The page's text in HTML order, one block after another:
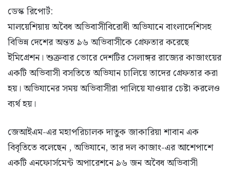
ডেস্ক রিপোর্ট:
মালয়েশিয়ায় অবৈধ অভিবাসীবিরোধী অভিযানে বাংলাদেশিসহ
বিভিন্ন দেশের অন্তত ৯৬ অভিবাসীকে গ্রেফতার করেছে
ইমিগ্রেশন। শুক্রবার ভোরে দেশটির সেলাঙ্গর রাজ্যের কাজাংয়ের
একটি অভিবাসী বসতিতে অভিযান চালিয়ে তাদের গ্রেফতার করা
হয়। অভিযানের সময় অভিবাসীরা পালিয়ে যাওয়ার চেষ্টা করলেও
ব্যর্থ হয়।
জেআইএম-এর মহাপরিচালক দাতুক জাকারিয়া শাবান এক
বিবৃতিতে বলেছেন , অভিযানে, তার দল কাজাং-এর আশেপাশে
একটি এনফোর্সমেন্ট অপারেশনে ৯৬ জন অবৈধ অভিবাসী